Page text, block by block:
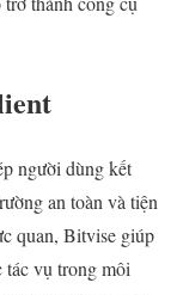
người dùng kết
an toàn và tiện
quan, Bitvise giúp
tác vụ trong môi